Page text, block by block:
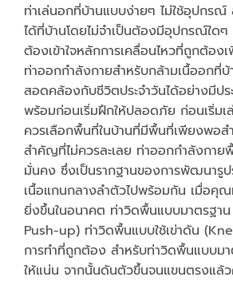
ท่าเล่นอกที่บ้านแบบง่ายๆ ไม่ใช้อุปกรณ์
ได้ที่บ้านโดยไม่จำเป็นต้องมีอุปกรณ์ใด
ต้องเข้าใจหลักการเคลื่อนไหวที่ถูกต้อ
ท่าออกกำลังกายสำหรับกล้ามเนื้ออกที่
สอดคล้องกับชีวิตประจำวันได้อย่างมีป
พร้อมก่อนเริ่มฝึกให้ปลอดภัย ก่อนเริ่ม
ควรเลือกพื้นที่ในบ้านที่มีพื้นที่เพียงพอส
สำคัญที่ไม่ควรละเลย ท่าออกกำลังกาย
มั่นคง ซึ่งเป็นรากฐานของการพัฒนารูป
เนื้อแกนกลางลำตัวไปพร้อมกัน เมื่อคุ
ยิ่งขึ้นในอนาคต ท่าวิดพื้นแบบมาตรฐ
Push-up) ท่าวิดพื้นแบบใช้เข่าดัน
การทำที่ถูกต้อง สำหรับท่าวิดพื้นแบบม
ให้แน่น จากนั้นดันตัวขึ้นจนแขนตรงแ